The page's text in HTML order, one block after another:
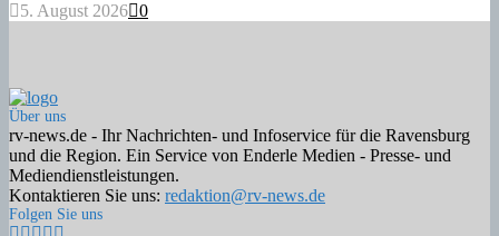
5. August 2026 0
Über uns
rv-news.de - Ihr Nachrichten- und Infoservice für die Ravensburg
und die Region. Ein Service von Enderle Medien - Presse- und
Mediendienstleistungen.
Kontaktieren Sie uns: redaktion@rv-news.de
Folgen Sie uns